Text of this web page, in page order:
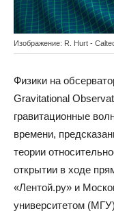
Изображение: R. Hurt -
Физики на
Gravitational
гравитационные
времени,
теории
открытии в ходе
«Лентой.ру» и
университетом